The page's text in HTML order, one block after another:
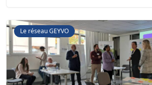
Le réseau GEYVO